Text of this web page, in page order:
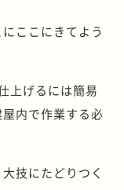
ここにきてよう
上げるには簡易
内で作業する必
技にたどりつく